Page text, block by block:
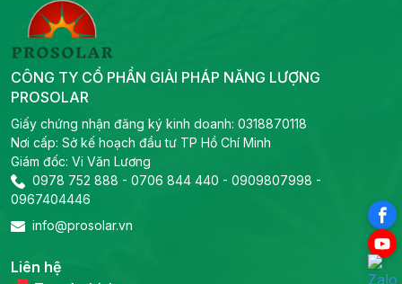
CÔNG TY CỔ PHẦN GIẢI PHÁP NĂNG LƯỢNG
PROSOLAR
Giấy chứng nhận đăng ký kinh doanh: 0318870118
Nơi cấp: Sở kế hoạch đầu tư TP Hồ Chí Minh
Giám đốc: Vi Văn Lương
0978 752 888 - 0706 844 440 - 0909807998 -
0967404446
info@prosolar.vn
Liên hệ